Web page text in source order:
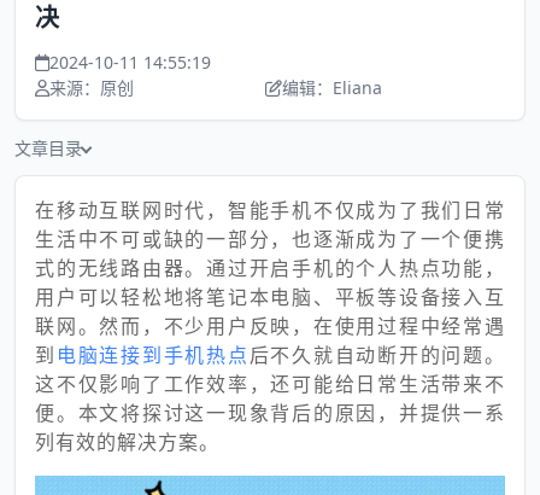
决
2024-10-11 14:55:19
来源：原创
编辑：Eliana
文章目录
在移动互联网时代，智能手机不仅成为了我们日常
生活中不可或缺的一部分，也逐渐成为了一个便携
式的无线路由器。通过开启手机的个人热点功能，
用户可以轻松地将笔记本电脑、平板等设备接入互
联网。然而，不少用户反映，在使用过程中经常遇
到 电脑连接到手机热点后不久就自动断开的问题。
这不仅影响了工作效率，还可能给日常生活带来不
便。本文将探讨这一现象背后的原因，并提供一系
列有效的解决方案。